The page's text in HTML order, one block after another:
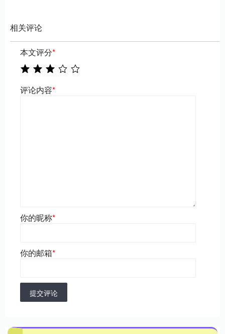
相关评论
本文评分*
评论内容*
你的昵称*
你的邮箱*
提交评论